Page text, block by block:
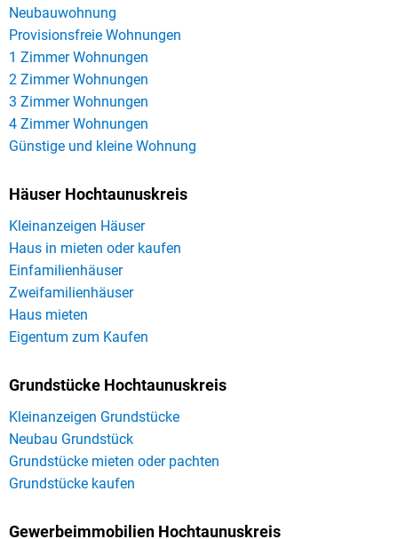
Neubauwohnung
Provisionsfreie Wohnungen
1 Zimmer Wohnungen
2 Zimmer Wohnungen
3 Zimmer Wohnungen
4 Zimmer Wohnungen
Günstige und kleine Wohnung
Häuser Hochtaunuskreis
Kleinanzeigen Häuser
Haus in mieten oder kaufen
Einfamilienhäuser
Zweifamilienhäuser
Haus mieten
Eigentum zum Kaufen
Grundstücke Hochtaunuskreis
Kleinanzeigen Grundstücke
Neubau Grundstück
Grundstücke mieten oder pachten
Grundstücke kaufen
Gewerbeimmobilien Hochtaunuskreis